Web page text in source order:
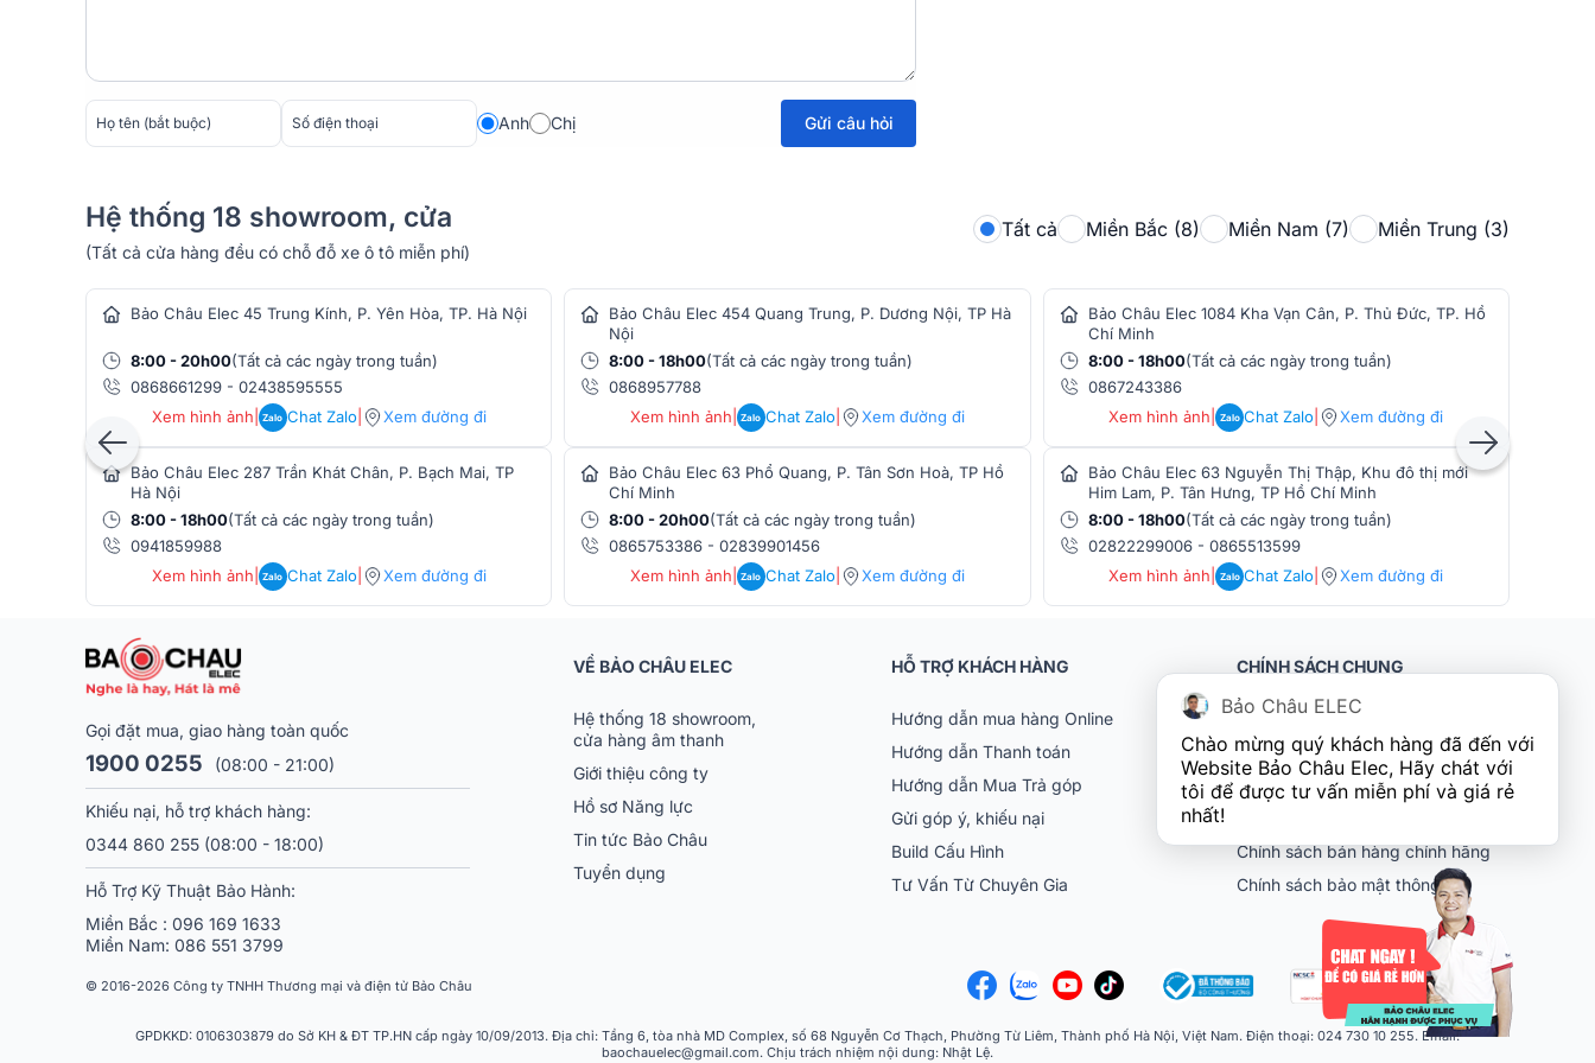
Sử dụng mạch khuếch đại Class AB
Loa PreSonus Eris Pro 8 được trang bị mạch khuếch đại Class AB mạnh mẽ, cung cấp công suất
lên đến 140W. Mạch khuếch đại này không chỉ đảm bảo hiệu suất âm thanh mạnh mẽ mà còn
mang lại độ chi tiết cao và khả năng tái tạo âm thanh chính xác.
Với khả năng đáp ứng tần số thấp xuống tới 35Hz, Eris Pro 8 mang đến âm trầm sâu, chi tiết và
sắc nét. Do đó thiết bị phù hợp cho các thể loại nhạc điện tử, hip-hop, hoặc các bản mix đòi hỏi
độ chính xác cao.
RCA, đáp ứng nhu cầu kết nối với nhiều thiết bị khác nhau như máy tính, giao diện âm thanh
Anh Chị Gửi câu hỏi
Hệ thống 18 showroom, cửa
hàng âm thanh
(Tất cả cửa hàng đều có chỗ đỗ xe ô tô miễn phí)
Tất cả Miền Bắc (8) Miền Nam (7) Miền Trung (3)
Bảo Châu Elec 45 Trung Kính, P. Yên Hòa, TP. Hà Nội
8:00 - 20h00(Tất cả các ngày trong tuần)
0868661299 - 02438595555
Xem hình ảnh
Zalo Chat Zalo| Xem đường đi
Bảo Châu Elec 287 Trần Khát Chân, P. Bạch Mai, TP
Hà Nội
8:00 - 18h00(Tất cả các ngày trong tuần)
0941859988
Xem hình ảnh
Zalo Chat Zalo| Xem đường đi
Bảo Châu Elec 454 Quang Trung, P. Dương Nội, TP Hà
Nội
8:00 - 18h00(Tất cả các ngày trong tuần)
0868957788
Xem hình ảnh
Zalo Chat Zalo| Xem đường đi
Bảo Châu Elec 63 Phổ Quang, P. Tân Sơn Hoà, TP Hồ
Chí Minh
8:00 - 20h00(Tất cả các ngày trong tuần)
0865753386 -02839901456
Xem hình ảnh
Zalo Chat Zalo| Xem đường đi
Bảo Châu Elec 1084 Kha Vạn Cân, P. Thủ Đức, TP. Hồ
Chí Minh
8:00 - 18h00(Tất cả các ngày trong tuần)
0867243386
Xem hình ảnh | Zalo Chat Zalo Xem đường đi
Bảo Châu Elec 63 Nguyễn Thị Thập, Khu đô thị mới
Him Lam, P. Tân Hưng, TP Hồ Chí Minh
8:00 - 18h00(Tất cả các ngày trong tuần)
02822299006- 0865513599
Xem hình ảnh | Zalo Chat Zalo Xem đường đi
Gọi đặt mua, giao hàng toàn quốc
1900 0255 (08:00 - 21:00)
Khiếu nại, hỗ trợ khách hàng:
0344 860 255 (08:00 - 18:00)
Hỗ Trợ Kỹ Thuật Bảo Hành:
Miền Bắc : 096 169 1633
Miền Nam: 086 551 3799
VỀ BẢO CHÂU ELEC
Hệ thống 18 showroom,
cửa hàng âm thanh
Giới thiệu công ty
Hồ sơ Năng lực
Tin tức Bảo Châu
Tuyển dụng
HỖ TRỢ KHÁCH HÀNG
Hướng dẫn mua hàng Online
Hướng dẫn Thanh toán
Hướng dẫn Mua Trả góp
Gửi góp ý, khiếu nại
Build Cấu Hình
Tư Vấn Từ Chuyên Gia
CHÍNH SÁCH CHUNG
Khách hàng doanh nghiệp (B2B)
Chính sách bảo hành
Chính sách đổi trả
Chính sách bán hàng chính hãng
Chính sách bảo mật thông tin
© 2016-2026 Công ty TNHH Thương mại và điện tử Bảo Châu
GPDKKD: 0106303879 do Sở KH & ĐT TP.HN cấp ngày 10/09/2013. Địa chỉ: Tầng 6, tòa nhà MD Complex, số 68 Nguyễn Cơ Thạch, Phường Từ Liêm, Thành phố Hà Nội, Việt Nam. Điện thoại: 024 730 10 255. Email:
baochauelec@gmail.com. Chịu trách nhiệm nội dung: Nhật Lệ.
Bảo Châu ELEC
Chào mừng quý khách hàng đã đến với
Website Bảo Châu Elec, Hãy chát với
tôi để được tư vấn miễn phí và giá rẻ
nhất!